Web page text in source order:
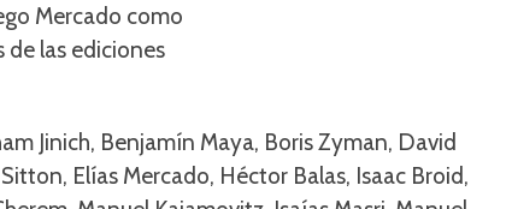
Mercado como
de las ediciones
Jinich, Benjamín Maya, Boris Zyman, David
Elías Mercado, Héctor Balas, Isaac Broid,